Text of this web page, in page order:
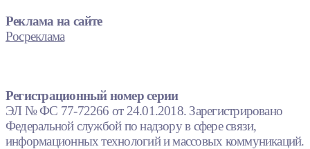
Реклама на сайте
Росреклама
Регистрационный номер серии
ЭЛ № ФС 77-72266 от 24.01.2018. Зарегистрировано
Федеральной службой по надзору в сфере связи,
информационных технологий и массовых коммуникаций.